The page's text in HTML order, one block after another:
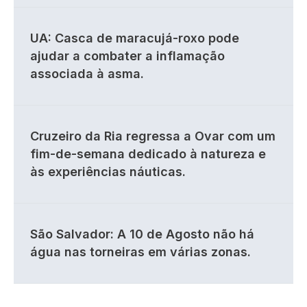
UA: Casca de maracujá-roxo pode
ajudar a combater a inflamação
associada à asma.
Cruzeiro da Ria regressa a Ovar com um
fim-de-semana dedicado à natureza e
às experiências náuticas.
São Salvador: A 10 de Agosto não há
água nas torneiras em várias zonas.